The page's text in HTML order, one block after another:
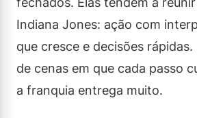
Indiana Jones: ação com
que cresce e decisões
de cenas em que cada passo
a franquia entrega muito.